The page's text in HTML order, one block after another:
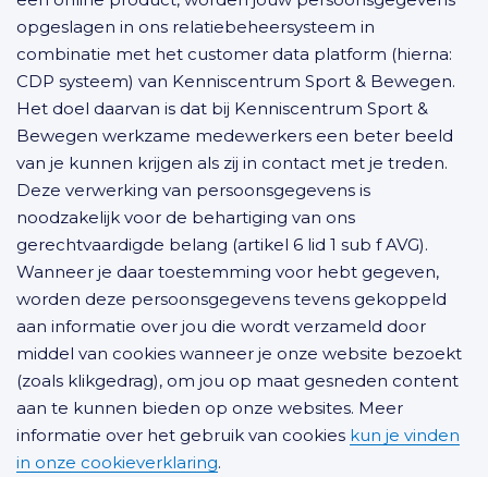
opgeslagen in ons relatiebeheersysteem in
combinatie met het customer data platform (hierna:
CDP systeem) van Kenniscentrum Sport & Bewegen.
Het doel daarvan is dat bij Kenniscentrum Sport &
Bewegen werkzame medewerkers een beter beeld
van je kunnen krijgen als zij in contact met je treden.
Deze verwerking van persoonsgegevens is
noodzakelijk voor de behartiging van ons
gerechtvaardigde belang (artikel 6 lid 1 sub f AVG).
Wanneer je daar toestemming voor hebt gegeven,
worden deze persoonsgegevens tevens gekoppeld
aan informatie over jou die wordt verzameld door
middel van cookies wanneer je onze website bezoekt
(zoals klikgedrag), om jou op maat gesneden content
aan te kunnen bieden op onze websites. Meer
informatie over het gebruik van cookies kun je vinden
in onze cookieverklaring.